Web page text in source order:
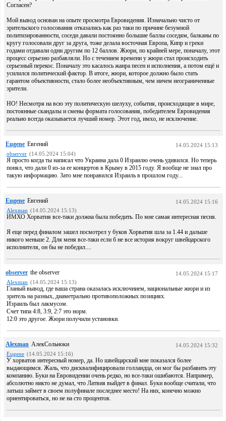
Согласен?
Мой вывод основан на опыте просмотра Евровидения. Изначально чисто от
зрительского голосования отказались как раз таки по причине безумной
политизированности, соседи давали постоянно большие баллы соседям, балканы по
кругу голосовали друг за друга, тоже делала восточная Европа, Кипр и греки
годами отдавали одни другим по 12 баллов. Жюри, по крайней мере, поначалу, этот
процесс серьезно разбавляли. Но с течением времени у жюри стал происходить
серьезный перекос. Поначалу это касалось жанра песен и исполнения, а потом ещё и
усилился политический фактор. В итоге, жюри, которое должно было стать
гарантом объективности, стало более необъективным, чем ничем неограниченные
зрители.
НО! Несмотря на всю эту политическую шелуху, события, происходящие в мире,
постоянные скандалы и смены формата голосования, победителем Евровидения
реально всегда оказывается лучший номер. Этот год, имхо, не исключение.
Eugene Евгений
14.05.2024 15:13
observer (14.05.2024 15:04)
Я просто когда ты написал что Украина дала 0 Израилю очень удивился. Но теперь
понял, что дали 0 из-за ее концертов в Крыму в 2015 году. Я вообще не знал про
такую информацию. Зато мне понравился Израиль в прошлом году...
Eugene Евгений
14.05.2024 15:16
Alexman (14.05.2024 15:13)
ИМХО Хорватия все-таки должна была победить. По мне самая интересная песня.
Я еще перед финалом зашел посмотрел у буков Хорватия шла за 1.44 и дальше
никого меньше 2. Для меня все-таки если б не все история вокруг швейцарского
исполнителя, он бы не победил....
observer the observer
14.05.2024 15:17
Alexman (14.05.2024 15:13)
Гланый вывод, где ваша страна оказалась исключнием, национальные жюри и из
зритель на разных, диаметрально противоположных позициях.
Израиль был лакмусом.
Счет типа 4:8, 3:9, 2:7 это норм.
12:0 это другое. Жюри получили установки.
Alexman АлекСольноки
14.05.2024 15:32
Eugene (14.05.2024 15:16)
У хорватов интересный номер, да. Но швейцарский мне показался более
выдающимся. Жаль, что дисквалифицировали голландца, он мог бы разбавить эту
компанию. Буки на Евровидении очень редко, но все-таки ошибаются. Например,
абсолютно никто не думал, что Латвия выйдет в финал. Буки вообще считали, что
латыш займет в своем полуфинале последнее место! На них, конечно можно
ориентироваться, но не на сто процентов.